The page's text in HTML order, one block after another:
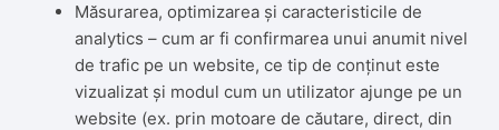
Măsurarea, optimizarea și caracteristicile de
analytics – cum ar fi confirmarea unui anumit nivel
de trafic pe un website, ce tip de conținut este
vizualizat și modul cum un utilizator ajunge pe un
website (ex. prin motoare de căutare, direct, din